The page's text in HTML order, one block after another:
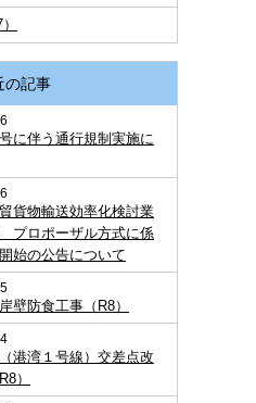
の記事
に伴う通行規制実施に
貨物輸送効率化検討業
プロポーザル方式に係
始の公告について
壁防食工事（R8）
港湾１号線）交差点改
）